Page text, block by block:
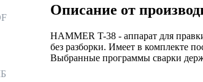
Описание от
HAMMER T-38 - аппарат для
без разборки. Имеет в комплекте
Выбранные программы сварки